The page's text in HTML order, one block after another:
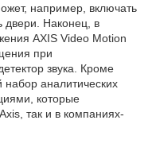
например, включать
двери. Наконец, в
AXIS Video Motion
при
звука. Кроме
аналитических
которые
так и в компаниях-